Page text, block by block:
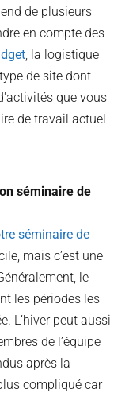
de plusieurs
en compte des
, la logistique
de site dont
que vous
de travail actuel
séminaire de
séminaire de
mais c’est une
le
les périodes les
L’hiver peut aussi
de l’équipe
après la
compliqué car